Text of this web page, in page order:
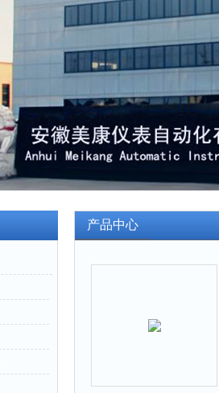
产品中心